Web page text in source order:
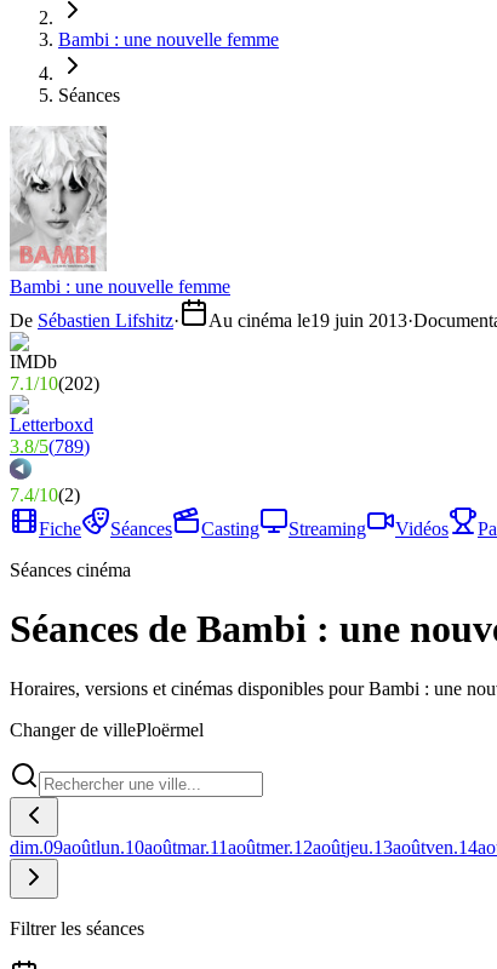
Bambi : une nouvelle femme
Séances
Bambi : une nouvelle femme
De Sébastien Lifshitz· Au cinéma le19 juin 2013·
7.1/10(202)
3.8/5(789)
7.4/10(2)
Fiche
Séances Casting Streaming Vidéos
Séances cinéma
Séances de Bambi : une
Horaires, versions et cinémas disponibles pour Bambi : une
Changer de villePloërmel
dim.09aoûtlun.10aoûtmar.11aoûtmer.12aoûtjeu.13aoûtven.14
Filtrer les séances